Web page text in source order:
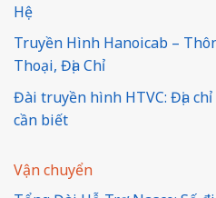
Hệ
Truyền Hình Hanoicab –
Thoại, Địa Chỉ
Đài truyền hình HTVC: Địa
cần biết
Vận chuyển